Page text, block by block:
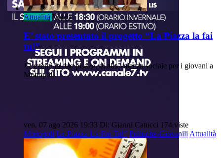
Attualità Video
E’ stato presentato il progetto “La Piazza la fai
tu!”
12 eventi in due piazze, di alta valenza sociale per i giovani a
Monopoli.
ven, 07 ago 2026 19:33 Di: Gianni Catucci 174 viste
Monopoli La-Piazza-La-Fai-Tu!” Politiche-Giovanili Attualità